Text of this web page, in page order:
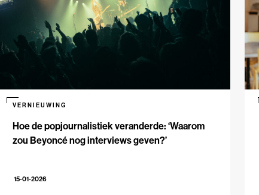
Hoe de popjournalistiek veranderde: ‘Waarom
zou Beyoncé nog interviews geven?’
VERNIEUWING
15-01-2026